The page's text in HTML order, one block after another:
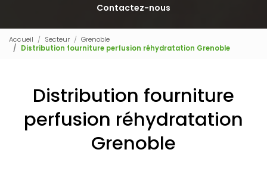
Contactez-nous
Accueil Secteur
Grenoble
Distribution fourniture perfusion réhydratation Grenoble
Distribution fourniture
perfusion réhydratation
Grenoble